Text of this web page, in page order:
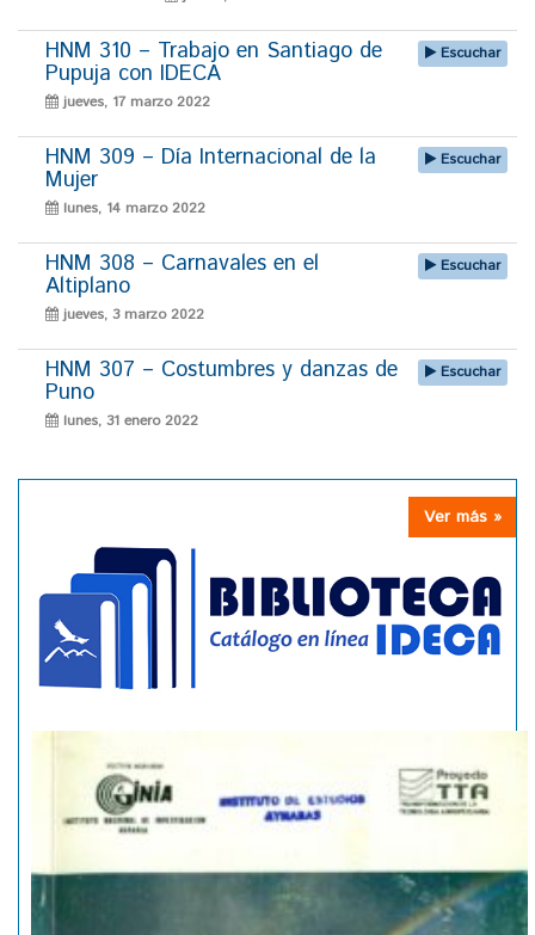
HNM 310 – Trabajo en Santiago de
Pupuja con IDECA
jueves, 17 marzo 2022
Escuchar
HNM 309 – Día Internacional de la
Mujer
lunes, 14 marzo 2022
Escuchar
HNM 308 – Carnavales en el
Altiplano
jueves, 3 marzo 2022
Escuchar
HNM 307 – Costumbres y danzas de
Puno
lunes, 31 enero 2022
Escuchar
Ver más »